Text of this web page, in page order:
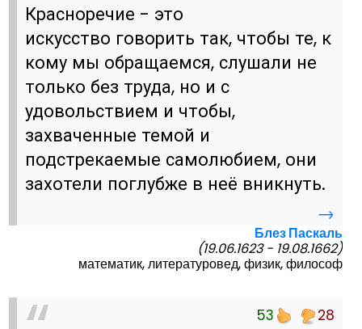
Красноречие - это
искусство говорить так, чтобы те, к
кому мы обращаемся, слушали не
только без труда, но и с
удовольствием и чтобы,
захваченные темой и
подстрекаемые самолюбием, они
захотели поглубже в неё вникнуть.
→
Блез Паскаль
(19.06.1623 - 19.08.1662)
математик, литературовед, физик, философ
53 28